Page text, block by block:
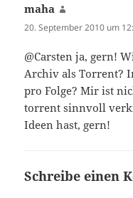
maha
20. September 2010 um
@Carsten ja, gern!
Archiv als Torrent?
pro Folge? Mir ist
torrent sinnvoll
Ideen hast, gern!
Schreibe einen